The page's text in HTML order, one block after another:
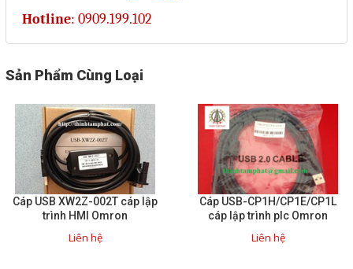
Hotline: 0909.199.102
Sản Phẩm Cùng Loại
Cáp USB XW2Z-002T cáp lập
trình HMI Omron
Liên hệ
Cáp USB-CP1H/CP1E/CP1L
cáp lập trình plc Omron
Liên hệ